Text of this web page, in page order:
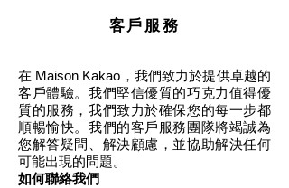
客戶服務
在 Maison Kakao，我們致力於提供卓越的
客戶體驗。我們堅信優質的巧克力值得優
質的服務，我們致力於確保您的每一步都
順暢愉快。我們的客戶服務團隊將竭誠為
您解答疑問、解決顧慮，並協助解決任何
可能出現的問題。
如何聯絡我們